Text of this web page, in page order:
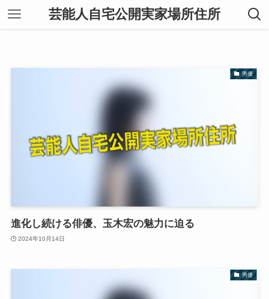
芸能人自宅公開実家場所住所
男優
進化し続ける俳優、玉木宏の魅力に迫る
2024年10月14日
男優